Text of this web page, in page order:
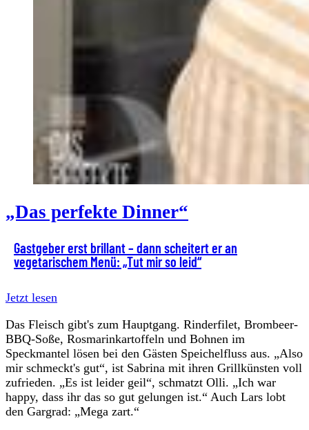
„Das perfekte Dinner“
Gastgeber erst brillant – dann scheitert er an
vegetarischem Menü: „Tut mir so leid“
Jetzt lesen
Das Fleisch gibt's zum Hauptgang. Rinderfilet, Brombeer-
BBQ-Soße, Rosmarinkartoffeln und Bohnen im
Speckmantel lösen bei den Gästen Speichelfluss aus. „Also
mir schmeckt's gut“, ist Sabrina mit ihren Grillkünsten voll
zufrieden. „Es ist leider geil“, schmatzt Olli. „Ich war
happy, dass ihr das so gut gelungen ist.“ Auch Lars lobt
den Gargrad: „Mega zart.“